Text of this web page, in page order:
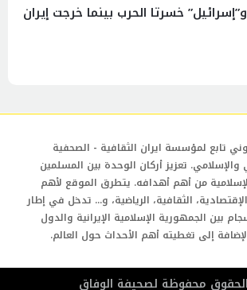
خسرتا الحرب بينما خرجت إيران
تابع لمؤسسة ايران الثقافية - الصحفية
والإسلامي. تعزيز أركان الوحدة بين المسلمين
من أهم أهدافه. يتطرق الموقع لأهم
الثقافية، الرياضية، و... تدخل في إطار
بين الجمهورية الإسلامية الإيرانية والدول
إلى تغطيته أهم الأحداث حول العالم.
محفوظة لصحیفة الوفاق